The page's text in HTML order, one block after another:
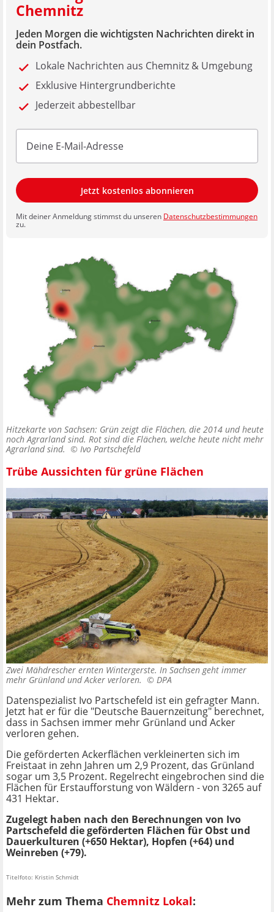
Chemnitz
Jeden Morgen die wichtigsten Nachrichten direkt in
dein Postfach.
Lokale Nachrichten aus Chemnitz & Umgebung
Exklusive Hintergrundberichte
Jederzeit abbestellbar
Jetzt kostenlos abonnieren
Mit deiner Anmeldung stimmst du unseren Datenschutzbestimmungen
zu.
Hitzekarte von Sachsen: Grün zeigt die Flächen, die 2014 und heute
noch Agrarland sind. Rot sind die Flächen, welche heute nicht mehr
Agrarland sind. © Ivo Partschefeld
Trübe Aussichten für grüne Flächen
Zwei Mähdrescher ernten Wintergerste. In Sachsen geht immer
mehr Grünland und Acker verloren. © DPA
Datenspezialist Ivo Partschefeld ist ein gefragter Mann.
Jetzt hat er für die "Deutsche Bauernzeitung" berechnet,
dass in Sachsen immer mehr Grünland und Acker
verloren gehen.
Die geförderten Ackerflächen verkleinerten sich im
Freistaat in zehn Jahren um 2,9 Prozent, das Grünland
sogar um 3,5 Prozent. Regelrecht eingebrochen sind die
Flächen für Erstaufforstung von Wäldern - von 3265 auf
431 Hektar.
Zugelegt haben nach den Berechnungen von Ivo
Partschefeld die geförderten Flächen für Obst und
Dauerkulturen (+650 Hektar), Hopfen (+64) und
Weinreben (+79).
Titelfoto: Kristin Schmidt
Mehr zum Thema Chemnitz Lokal: